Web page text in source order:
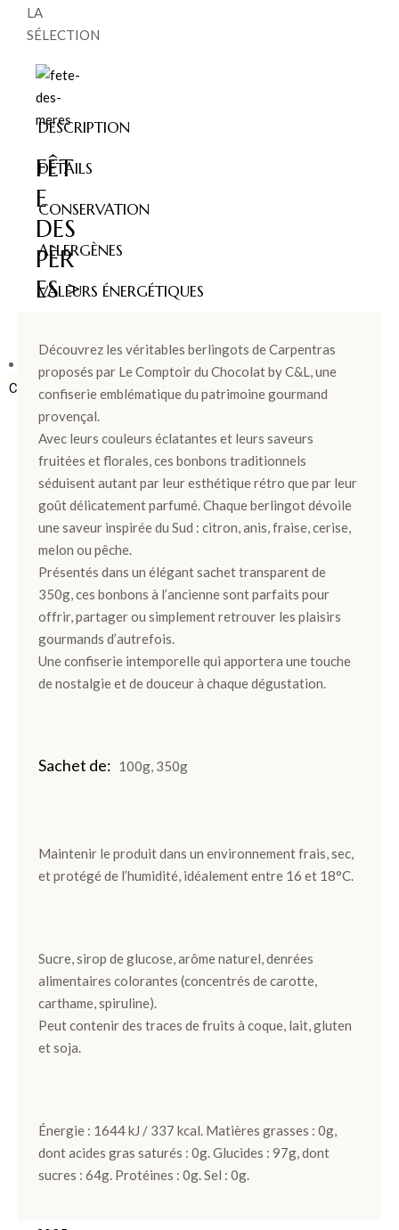
LA
SÉLECTION
FÊT
E
DES
PÈR
ES >
BOÎTES &
COFFRETS
Ballotins
de
Chocolats
Box
et
Panier
Coffrets
de
plantation
Noir
Lait
TOUS LES
COFFRETS
COLLECTIONS
DESCRIPTION
DÉTAILS
CONSERVATION
ALLERGÈNES
VALEURS ÉNERGÉTIQUES
Découvrez les véritables berlingots de Carpentras
proposés par Le Comptoir du Chocolat by C&L, une
confiserie emblématique du patrimoine gourmand
provençal.
Avec leurs couleurs éclatantes et leurs saveurs
fruitées et florales, ces bonbons traditionnels
séduisent autant par leur esthétique rétro que par leur
goût délicatement parfumé. Chaque berlingot dévoile
une saveur inspirée du Sud : citron, anis, fraise, cerise,
melon ou pêche.
Présentés dans un élégant sachet transparent de
350g, ces bonbons à l’ancienne sont parfaits pour
offrir, partager ou simplement retrouver les plaisirs
gourmands d’autrefois.
Une confiserie intemporelle qui apportera une touche
de nostalgie et de douceur à chaque dégustation.
Sachet de 100g, 350g
Maintenir le produit dans un environnement frais, sec,
et protégé de l’humidité, idéalement entre 16 et 18°C.
Sucre, sirop de glucose, arôme naturel, denrées
alimentaires colorantes (concentrés de carotte,
carthame, spiruline).
Peut contenir des traces de fruits à coque, lait, gluten
et soja.
Énergie : 1644 kJ / 337 kcal. Matières grasses : 0g,
dont acides gras saturés : 0g. Glucides : 97g, dont
sucres : 64g. Protéines : 0g. Sel : 0g.